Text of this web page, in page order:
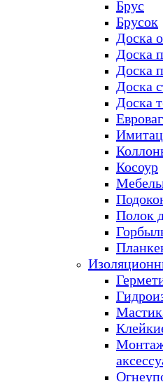
Брус
Брусок
Доска
Доска
Доска
Доска
Доска
Косоур
Полок